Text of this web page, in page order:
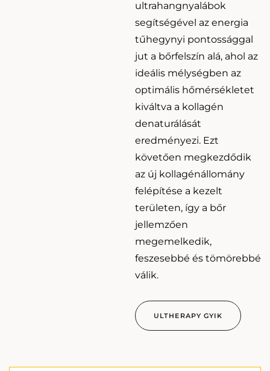
ultrahangnyalábok
segítségével az energia
tűhegynyi pontossággal
jut a bőrfelszín alá, ahol az
ideális mélységben az
optimális hőmérsékletet
kiváltva a kollagén
denaturálását
eredményezi. Ezt
követően megkezdődik
az új kollagénállomány
felépítése a kezelt
területen, így a bőr
jellemzően
megemelkedik,
feszesebbé és tömörebbé
válik.
ULTHERAPY GYIK